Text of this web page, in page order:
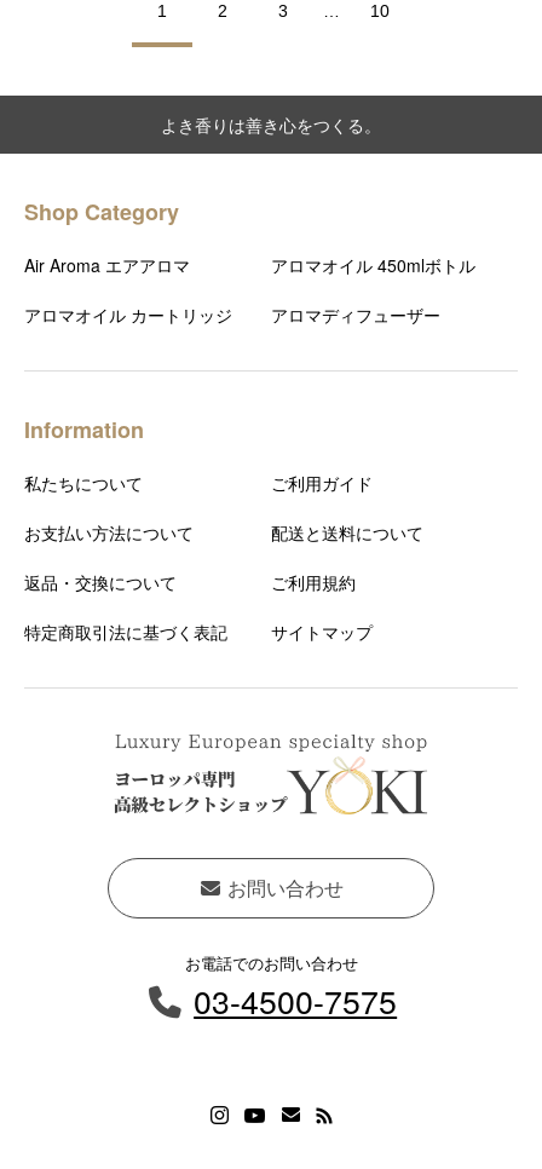
を高め続けなければならない。
1 2 3 10
よき香りは善き心をつくる。
Shop Category
Air Aroma エアアロマ アロマオイル 450mlボトル
アロマオイル カートリッジ アロマディフューザー
Information
私たちについて ご利用ガイド
お支払い方法について 配送と送料について
返品・交換について ご利用規約
特定商取引法に基づく表記 サイトマップ
お問い合わせ
お電話でのお問い合わせ
03-4500-7575